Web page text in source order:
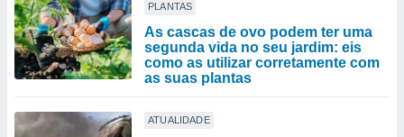
PLANTAS
As cascas de ovo podem ter uma
segunda vida no seu jardim: eis
como as utilizar corretamente com
as suas plantas
ATUALIDADE